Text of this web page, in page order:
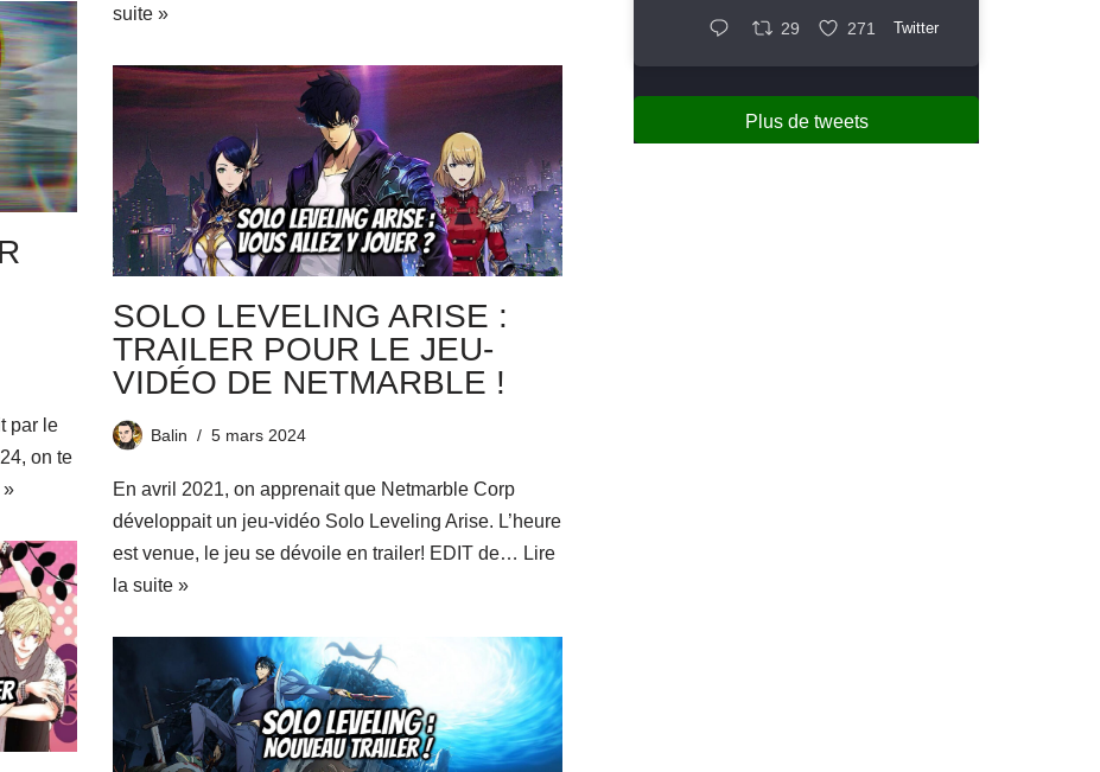
suite »
par le
on te
»
SOLO LEVELING ARISE :
TRAILER POUR LE JEU-
VIDÉO DE NETMARBLE !
Balin 5 mars 2024
En avril 2021, on apprenait que Netmarble Corp
développait un jeu-vidéo Solo Leveling Arise. L’heure
est venue, le jeu se dévoile en trailer! EDIT de… Lire
la suite »
29 271 Twitter
Plus de tweets